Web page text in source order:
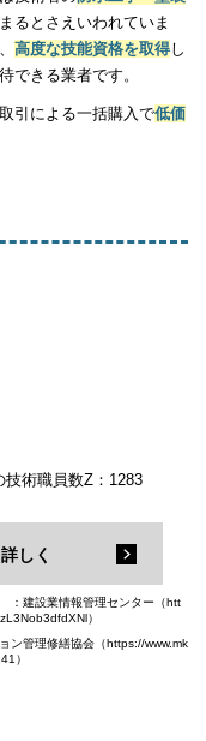
るとさえいわれていま
高度な技能資格を取得し
できる業者です。
引による一括購入で低価
術職員数Z：1283
しく
：建設業情報管理センター（htt
）
ン管理修繕協会（https://www.mk
）